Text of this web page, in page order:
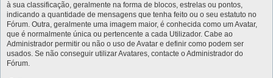
à sua classificação, geralmente na forma de blocos, estrelas ou pontos,
indicando a quantidade de mensagens que tenha feito ou o seu estatuto no
Fórum. Outra, geralmente uma imagem maior, é conhecida como um Avatar,
que é normalmente única ou pertencente a cada Utilizador. Cabe ao
Administrador permitir ou não o uso de Avatar e definir como podem ser
usados. Se não conseguir utilizar Avatares, contacte o Administrador do
Fórum.